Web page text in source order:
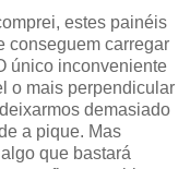
estes painéis
conseguem carregar
único inconveniente
o mais perpendicular
demasiado
a pique. Mas
que bastará